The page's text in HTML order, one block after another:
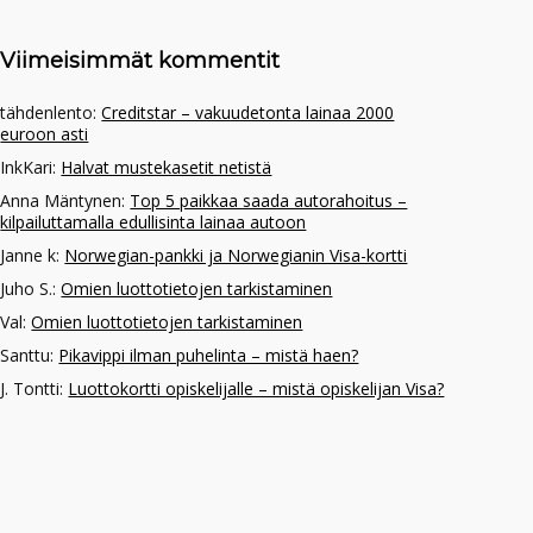
Viimeisimmät kommentit
tähdenlento:Creditstar – vakuudetonta lainaa 2000
euroon asti
InkKari: Halvat mustekasetit netistä
Anna Mäntynen: Top 5 paikkaa saada autorahoitus –
kilpailuttamalla edullisinta lainaa autoon
Janne k: Norwegian-pankki ja Norwegianin Visa-kortti
Juho S.:Omien luottotietojen tarkistaminen
Val:Omien luottotietojen tarkistaminen
Santtu: Pikavippi ilman puhelinta – mistä haen?
J. Tontti: Luottokortti opiskelijalle – mistä opiskelijan Visa?